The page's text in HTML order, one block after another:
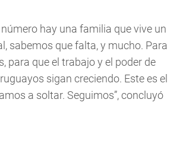
número hay una familia que vive un
sabemos que falta, y mucho. Para
para que el trabajo y el poder de
sigan creciendo. Este es el
a soltar. Seguimos”, concluyó